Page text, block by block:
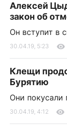
Алексей
закон об
Он вступит в
30.04.19, 5:23
Клещи
Бурятию
Они покусали
30.04.19, 4:12